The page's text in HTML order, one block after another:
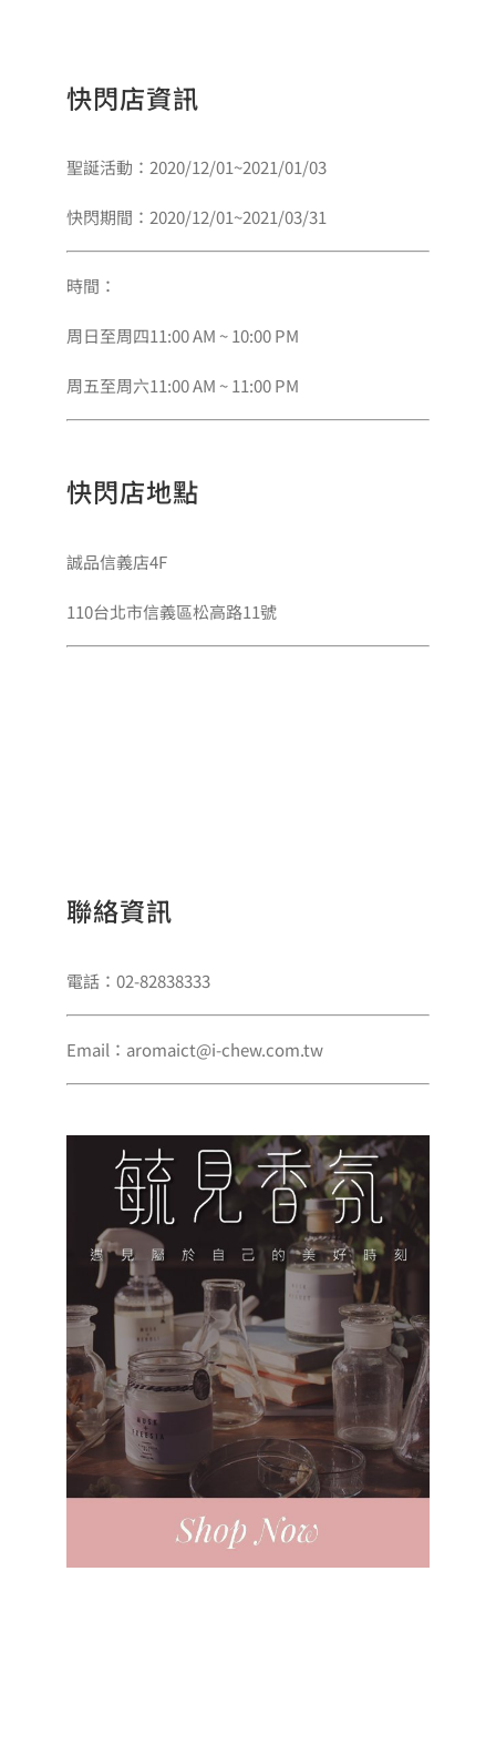
快閃店資訊
聖誕活動：2020/12/01~2021/01/03
快閃期間：2020/12/01~2021/03/31
時間：
周日至周四11:00 AM ~ 10:00 PM
周五至周六11:00 AM ~ 11:00 PM
快閃店地點
誠品信義店4F
110台北市信義區松高路11號
聯絡資訊
電話：02-82838333
Email：aromaict@i-chew.com.tw